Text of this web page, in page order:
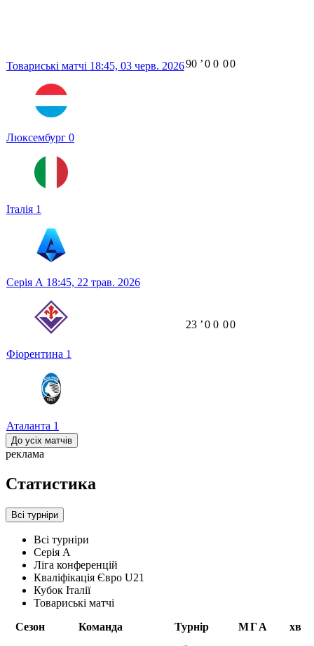
Товариські матчі 18:45, 03 черв. 2026
Люксембург 0
Італія 1
90 ʼ0 0 00
Серія А 18:45, 22 трав. 2026
Фіорентина 1
Аталанта 1
23 ʼ0 0 00
До усіх матчів
реклама
Статистика
Всі турніри
Всі турніри
Серія А
Ліга конференцій
Кваліфікація Євро U21
Кубок Італії
Товариські матчі
Сезон
Команда Турнір МГА хв